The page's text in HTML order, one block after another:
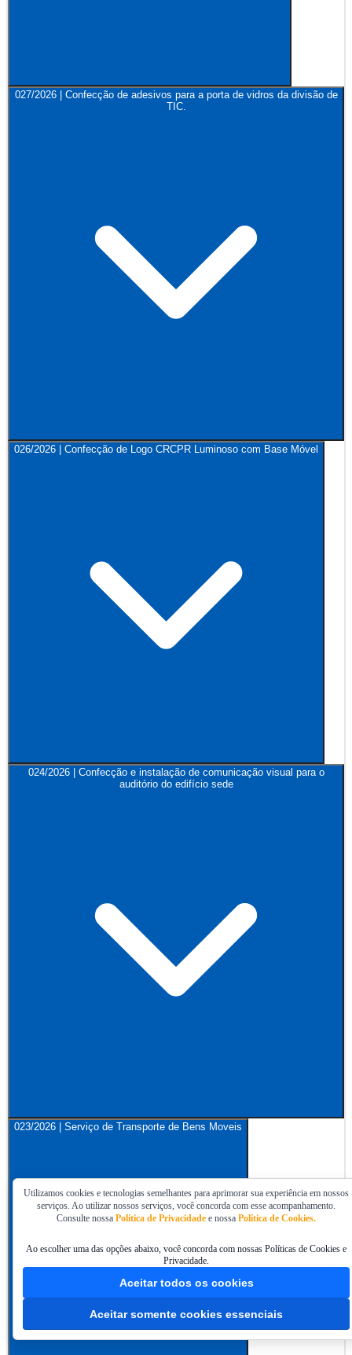
027/2026 | Confecção de adesivos para a porta de vidros da divisão de
TIC.
026/2026 | Confecção de Logo CRCPR Luminoso com Base Móvel
024/2026 | Confecção e instalação de comunicação visual para o
auditório do edifício sede
023/2026 | Serviço de Transporte de Bens Moveis
Utilizamos cookies e tecnologias semelhantes para aprimorar sua experiência em nossos
serviços. Ao utilizar nossos serviços, você concorda com esse acompanhamento.
Consulte nossa Política de Privacidade e nossa Política de Cookies.
Ao escolher uma das opções abaixo, você concorda com nossas Políticas de Cookies e
Privacidade.
Aceitar todos os cookies
Aceitar somente cookies essenciais